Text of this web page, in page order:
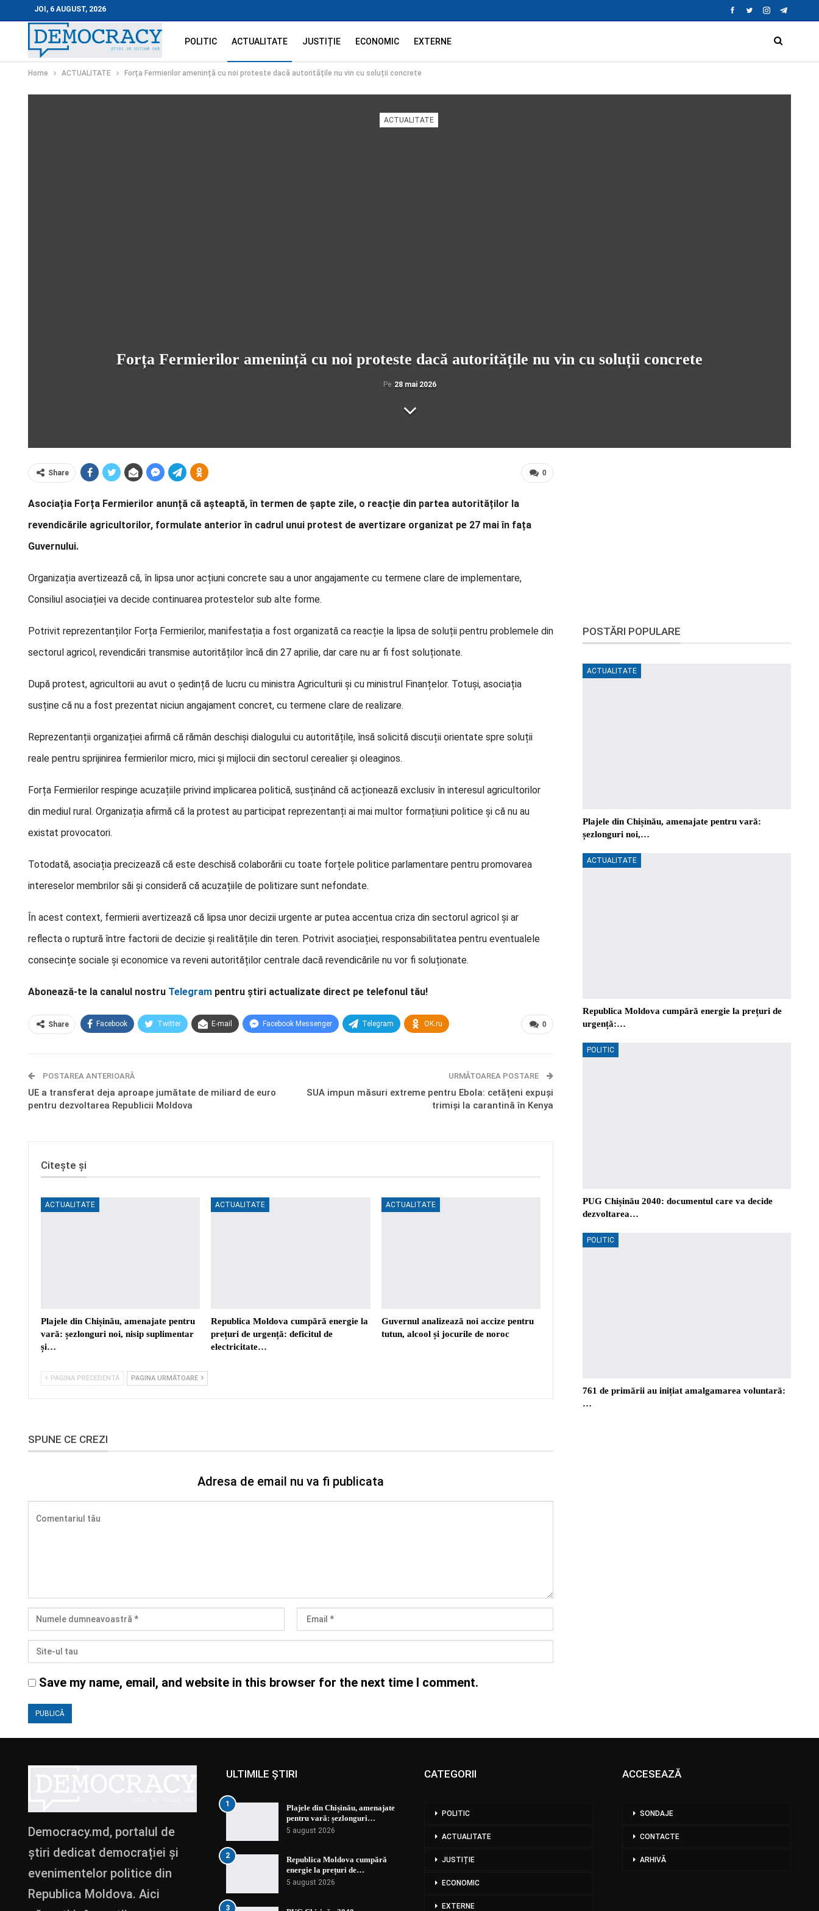
JOI, 6 AUGUST, 2026
POLITIC ACTUALITATE JUSTIȚIE ECONOMIC EXTERNE
Home ACTUALITATE Forța Fermierilor amenință cu noi proteste dacă autoritățile nu vin cu soluții concrete
ACTUALITATE
Forța Fermierilor amenință cu noi proteste dacă autoritățile nu vin cu soluții concrete
Pe 28 mai 2026
0
Share
Asociația Forța Fermierilor anunță că așteaptă, în termen de șapte zile, o reacție din partea autorităților la
revendicările agricultorilor, formulate anterior în cadrul unui protest de avertizare organizat pe 27 mai în fața
Guvernului.
Organizația avertizează că, în lipsa unor acțiuni concrete sau a unor angajamente cu termene clare de implementare,
Consiliul asociației va decide continuarea protestelor sub alte forme.
Potrivit reprezentanților Forța Fermierilor, manifestația a fost organizată ca reacție la lipsa de soluții pentru problemele din
sectorul agricol, revendicări transmise autorităților încă din 27 aprilie, dar care nu ar fi fost soluționate.
După protest, agricultorii au avut o ședință de lucru cu ministra Agriculturii și cu ministrul Finanțelor. Totuși, asociația
susține că nu a fost prezentat niciun angajament concret, cu termene clare de realizare.
Reprezentanții organizației afirmă că rămân deschiși dialogului cu autoritățile, însă solicită discuții orientate spre soluții
reale pentru sprijinirea fermierilor micro, mici și mijlocii din sectorul cerealier și oleaginos.
Forța Fermierilor respinge acuzațiile privind implicarea politică, susținând că acționează exclusiv în interesul agricultorilor
din mediul rural. Organizația afirmă că la protest au participat reprezentanți ai mai multor formațiuni politice și că nu au
existat provocatori.
Totodată, asociația precizează că este deschisă colaborării cu toate forțele politice parlamentare pentru promovarea
intereselor membrilor săi și consideră că acuzațiile de politizare sunt nefondate.
În acest context, fermierii avertizează că lipsa unor decizii urgente ar putea accentua criza din sectorul agricol și ar
reflecta o ruptură între factorii de decizie și realitățile din teren. Potrivit asociației, responsabilitatea pentru eventualele
consecințe sociale și economice va reveni autorităților centrale dacă revendicările nu vor fi soluționate.
Abonează-te la canalul nostru Telegram pentru știri actualizate direct pe telefonul tău!
0
Share Facebook Twitter E-mail Facebook Messenger Telegram OK.ru
POSTAREA ANTERIOARĂ
UE a transferat deja aproape jumătate de miliard de euro
pentru dezvoltarea Republicii Moldova
URMĂTOAREA POSTARE
SUA impun măsuri extreme pentru Ebola: cetățeni expuși
trimiși la carantină în Kenya
Citește și
ACTUALITATE
Plajele din Chișinău, amenajate pentru
vară: șezlonguri noi, nisip suplimentar
și…
ACTUALITATE
Republica Moldova cumpără energie la
prețuri de urgență: deficitul de
electricitate…
ACTUALITATE
Guvernul analizează noi accize pentru
tutun, alcool și jocurile de noroc
PAGINA PRECEDENTĂ PAGINA URMĂTOARE
SPUNE CE CREZI
Adresa de email nu va fi publicata
Save my name, email, and website in this browser for the next time I comment.
POSTĂRI POPULARE
ACTUALITATE
Plajele din Chișinău, amenajate pentru vară:
șezlonguri noi,…
ACTUALITATE
Republica Moldova cumpără energie la prețuri de
urgență:…
POLITIC
PUG Chișinău 2040: documentul care va decide
dezvoltarea…
POLITIC
761 de primării au inițiat amalgamarea voluntară:
…
Democracy.md, portalul de
știri dedicat democrației și
evenimentelor politice din
Republica Moldova. Aici
ULTIMILE ȘTIRI
1
Plajele din Chișinău, amenajate
pentru vară: șezlonguri…
5 august 2026
2
Republica Moldova cumpără
energie la prețuri de…
5 august 2026
3
CATEGORII
POLITIC
ACTUALITATE
JUSTIȚIE
ECONOMIC
EXTERNE
ACCESEAZĂ
SONDAJE
CONTACTE
ARHIVĂ